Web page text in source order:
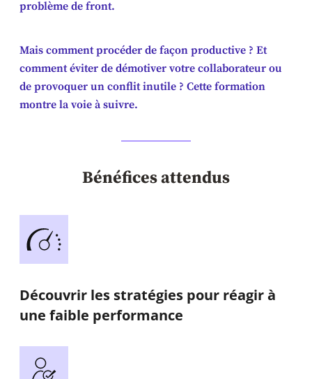
problème de front.
Mais comment procéder de façon productive ? Et
comment éviter de démotiver votre collaborateur ou
de provoquer un conflit inutile ? Cette formation
montre la voie à suivre.
Bénéfices attendus
Découvrir les stratégies pour réagir à
une faible performance